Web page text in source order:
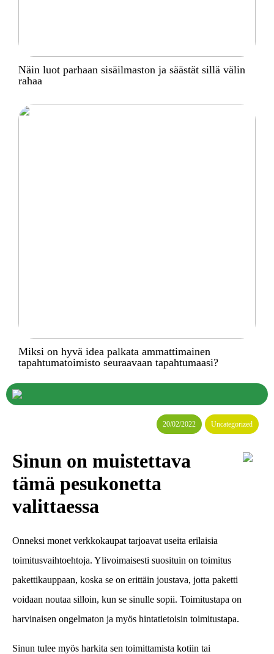
Näin luot parhaan sisäilmaston ja säästät sillä välin
rahaa
Miksi on hyvä idea palkata ammattimainen
tapahtumatoimisto seuraavaan tapahtumaasi?
20/02/2022 Uncategorized
Sinun on muistettava
tämä pesukonetta
valittaessa
Onneksi monet verkkokaupat tarjoavat useita erilaisia
toimitusvaihtoehtoja. Ylivoimaisesti suosituin on toimitus
pakettikauppaan, koska se on erittäin joustava, jotta paketti
voidaan noutaa silloin, kun se sinulle sopii. Toimitustapa on
harvinaisen ongelmaton ja myös hintatietoisin toimitustapa.
Sinun tulee myös harkita sen toimittamista kotiin tai